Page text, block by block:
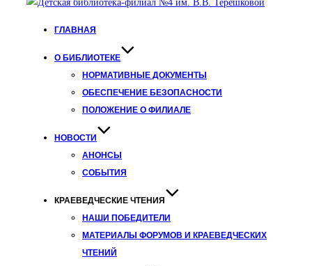
ГЛАВНАЯ
О БИБЛИОТЕКЕ
НОРМАТИВНЫЕ ДОКУМЕНТЫ
ОБЕСПЕЧЕНИЕ БЕЗОПАСНОСТИ
ПОЛОЖЕНИЕ О ФИЛИАЛЕ
НОВОСТИ
АНОНСЫ
СОБЫТИЯ
КРАЕВЕДЧЕСКИЕ ЧТЕНИЯ
НАШИ ПОБЕДИТЕЛИ
МАТЕРИАЛЫ ФОРУМОВ И КРАЕВЕДЧЕСКИХ
ЧТЕНИЙ